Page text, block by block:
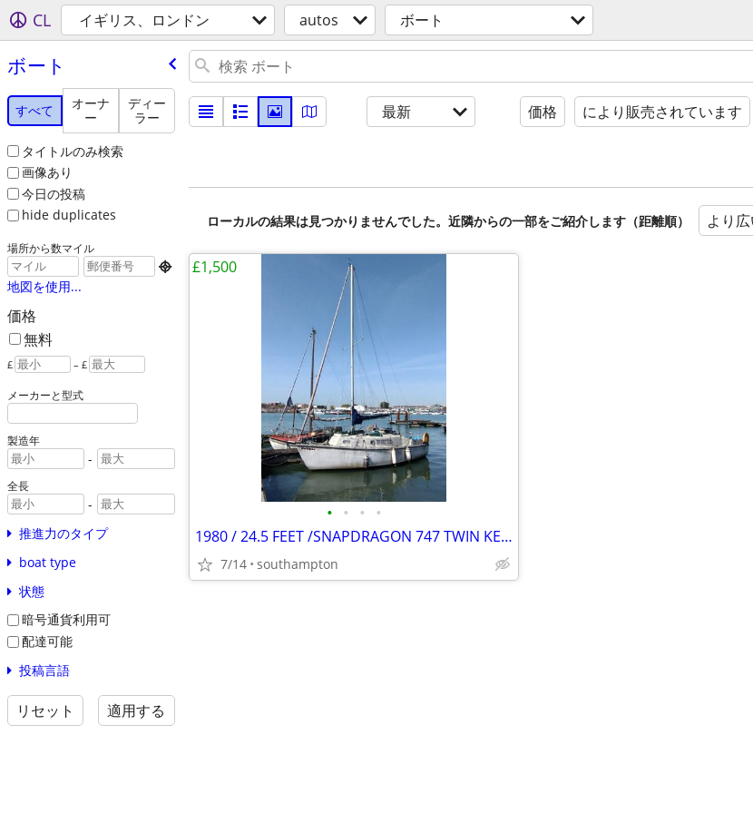
CL イギリス、ロンドン autos ボート
ボート
すべて
オーナ
ー
ディー
ラー
タイトルのみ検索
画像あり
今日の投稿
hide duplicates
場所から数マイル

地図を使用...
価格
無料
£ – £
メーカーと型式
製造年
-
全長
-
推進力のタイプ
boat type
状態
暗号通貨利用可
配達可能
投稿言語
リセット 適用する
最新 価格 により販売されています
ローカルの結果は見つかりませんでした。近隣からの一部をご紹介します（距離順） より
• • • •
1980 / 24.5 FEET /SNAPDRAGON 747 TWIN KEEL
7/14 southampton
£1,500